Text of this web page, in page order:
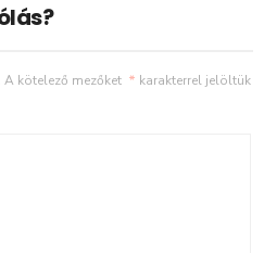
A kötelező mezőket * karakterrel jelöltük